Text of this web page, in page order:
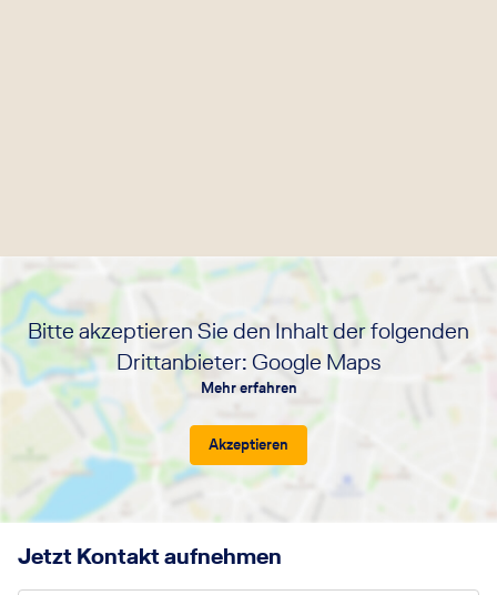
Bitte akzeptieren Sie den Inhalt der folgenden
Drittanbieter: Google Maps
Mehr erfahren
Akzeptieren
Jetzt Kontakt aufnehmen